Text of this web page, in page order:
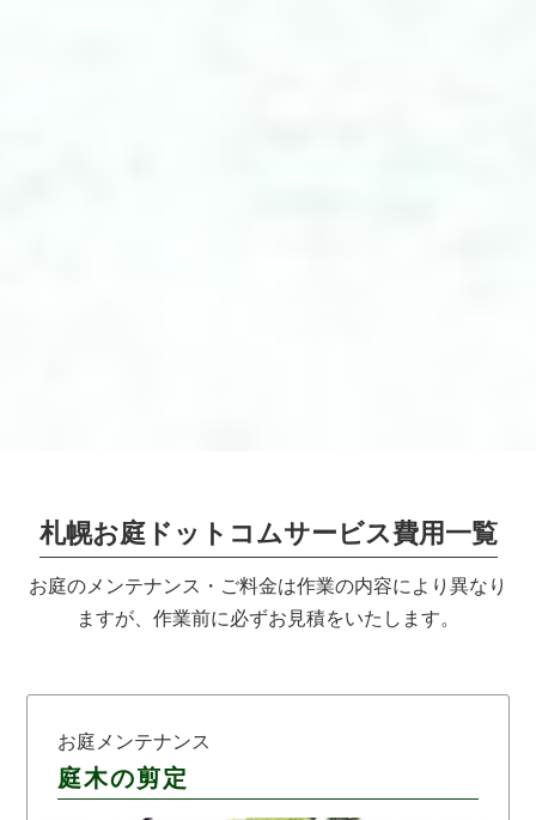
札幌お庭ドットコムサービス費用一覧
お庭のメンテナンス・ご料金は作業の内容により異なり
ますが、作業前に必ずお見積をいたします。
お庭メンテナンス
庭木の剪定